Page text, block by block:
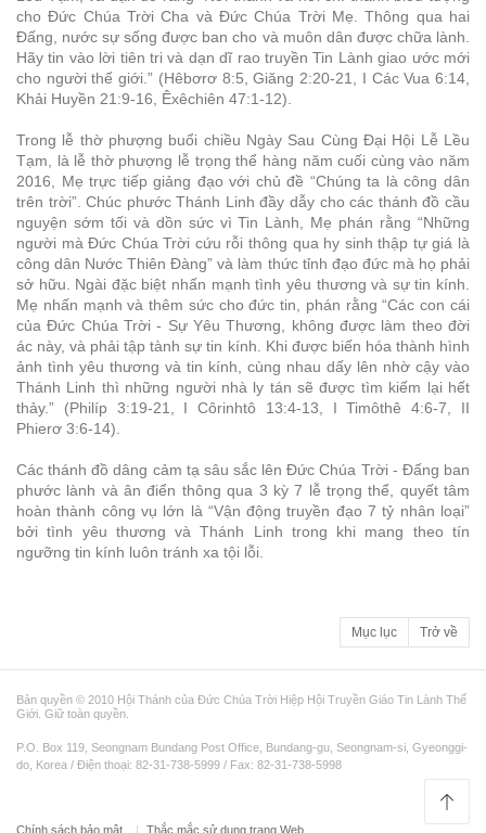
cho Đức Chúa Trời Cha và Đức Chúa Trời Mẹ. Thông qua hai
Đấng, nước sự sống được ban cho và muôn dân được chữa lành.
Hãy tin vào lời tiên tri và dạn dĩ rao truyền Tin Lành giao ước mới
cho người thế giới.” (Hêbơrơ 8:5, Giăng 2:20-21, I Các Vua 6:14,
Khải Huyền 21:9-16, Êxêchiên 47:1-12).
Trong lễ thờ phượng buổi chiều Ngày Sau Cùng Đại Hội Lễ Lều
Tạm, là lễ thờ phượng lễ trọng thể hàng năm cuối cùng vào năm
2016, Mẹ trực tiếp giảng đạo với chủ đề “Chúng ta là công dân
trên trời”. Chúc phước Thánh Linh đầy dẫy cho các thánh đồ cầu
nguyện sớm tối và dồn sức vì Tin Lành, Mẹ phán rằng “Những
người mà Đức Chúa Trời cứu rỗi thông qua hy sinh thập tự giá là
công dân Nước Thiên Đàng” và làm thức tỉnh đạo đức mà họ phải
sở hữu. Ngài đặc biệt nhấn mạnh tình yêu thương và sự tin kính.
Mẹ nhấn mạnh và thêm sức cho đức tin, phán rằng “Các con cái
của Đức Chúa Trời - Sự Yêu Thương, không được làm theo đời
ác này, và phải tập tành sự tin kính. Khi được biến hóa thành hình
ảnh tình yêu thương và tin kính, cùng nhau dấy lên nhờ cậy vào
Thánh Linh thì những người nhà ly tán sẽ được tìm kiếm lại hết
thảy.” (Philíp 3:19-21, I Côrinhtô 13:4-13, I Timôthê 4:6-7, II
Phierơ 3:6-14).
Các thánh đồ dâng cảm tạ sâu sắc lên Đức Chúa Trời - Đấng ban
phước lành và ân điển thông qua 3 kỳ 7 lễ trọng thể, quyết tâm
hoàn thành công vụ lớn là “Vận động truyền đạo 7 tỷ nhân loại”
bởi tình yêu thương và Thánh Linh trong khi mang theo tín
ngưỡng tin kính luôn tránh xa tội lỗi.
Mục lục Trở về
Bản quyền © 2010 Hội Thánh của Đức Chúa Trời Hiệp Hội Truyền Giáo Tin Lành Thế
Giới. Giữ toàn quyền.
P.O. Box 119, Seongnam Bundang Post Office, Bundang-gu, Seongnam-si, Gyeonggi-
do, Korea / Điện thoại: 82-31-738-5999 / Fax: 82-31-738-5998
Chính sách bảo mật Thắc mắc sử dụng trang Web